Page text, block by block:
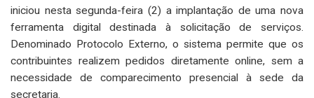
iniciou nesta segunda-feira (2) a implantação de uma nova
ferramenta digital destinada à solicitação de serviços.
Denominado Protocolo Externo, o sistema permite que os
contribuintes realizem pedidos diretamente online, sem a
necessidade de comparecimento presencial à sede da
secretaria.